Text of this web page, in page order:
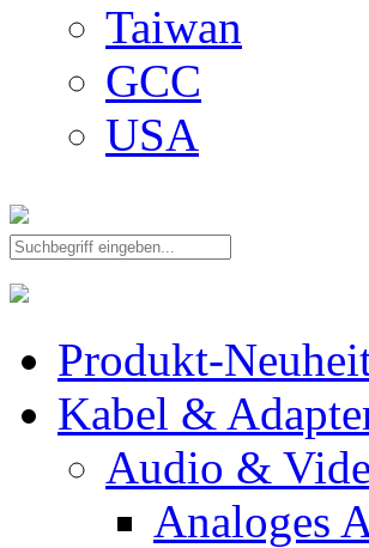
Taiwan
GCC
USA
Produkt-
Kabel &
Audio &
Analoges